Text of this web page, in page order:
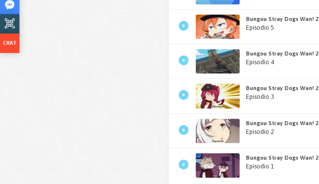
Bungou Stray Dogs Wan! 2
Episodio 5
Bungou Stray Dogs Wan! 2
Episodio 4
Bungou Stray Dogs Wan! 2
Episodio 3
Bungou Stray Dogs Wan! 2
Episodio 2
Bungou Stray Dogs Wan! 2
Episodio 1